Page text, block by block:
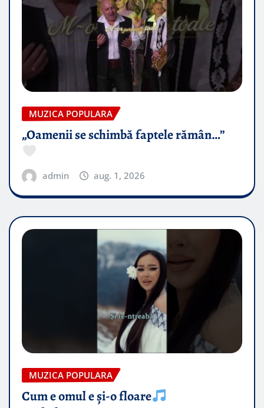
MUZICA POPULARA
„Oamenii se schimbă faptele rămân…”
admin aug. 1, 2026
MUZICA POPULARA
Cum e omul e și-o floare